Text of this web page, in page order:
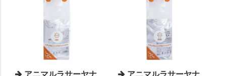
アニマルラサーヤナ
アニマルラサーヤナ